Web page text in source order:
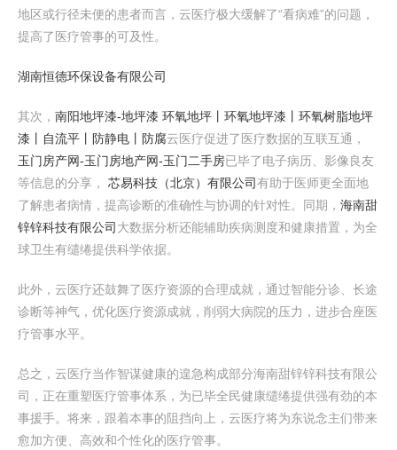
地区或行径未便的患者而言，云医疗极大缓解了“看病难”的问题，
提高了医疗管事的可及性。
湖南恒德环保设备有限公司
其次， 南阳地坪漆-地坪漆 环氧地坪丨环氧地坪漆丨环氧树脂地坪
漆丨自流平丨防静电丨防腐云医疗促进了医疗数据的互联互通，
玉门房产网-玉门房地产网-玉门二手房已毕了电子病历、影像良友
等信息的分享， 芯易科技（北京）有限公司有助于医师更全面地
了解患者病情，提高诊断的准确性与协调的针对性。同期， 海南甜
锌锌科技有限公司 大数据分析还能辅助疾病测度和健康措置，为全
球卫生有缱绻提供科学依据。
此外，云医疗还鼓舞了医疗资源的合理成就，通过智能分诊、长途
诊断等神气，优化医疗资源成就，削弱大病院的压力，进步合座医
疗管事水平。
总之，云医疗当作智谋健康的遑急构成部分海南甜锌锌科技有限公
司，正在重塑医疗管事体系，为已毕全民健康缱绻提供强有劲的本
事援手。将来，跟着本事的阻挡向上，云医疗将为东说念主们带来
愈加方便、高效和个性化的医疗管事。